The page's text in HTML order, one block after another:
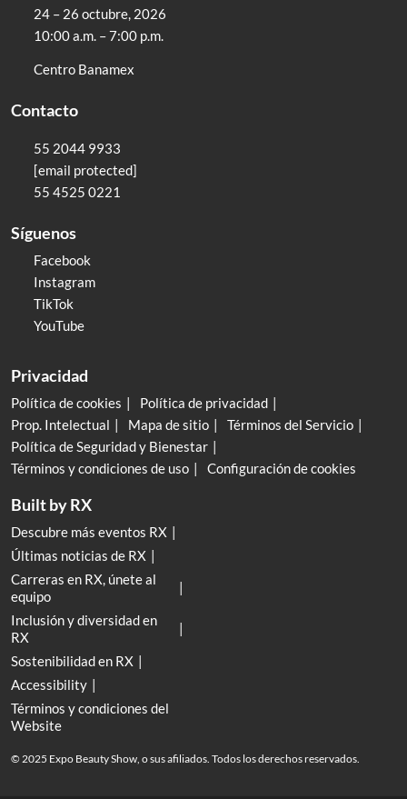
24 – 26 octubre, 2026
10:00 a.m. – 7:00 p.m.
Centro Banamex
Contacto
55 2044 9933
[email protected]
55 4525 0221
Síguenos
Facebook
Instagram
TikTok
YouTube
Privacidad
Política de cookies
Política de privacidad
Prop. Intelectual
Mapa de sitio
Términos del Servicio
Política de Seguridad y Bienestar
Términos y condiciones de uso
Configuración de cookies
Built by RX
Descubre más eventos RX
Últimas noticias de RX
Carreras en RX, únete al
equipo
Inclusión y diversidad en
RX
Sostenibilidad en RX
Accessibility
Términos y condiciones del
Website
© 2025 Expo Beauty Show, o sus afiliados. Todos los derechos reservados.